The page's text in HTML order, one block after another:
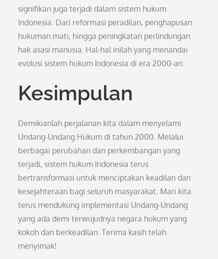
signifikan juga terjadi dalam sistem hukum
Indonesia. Dari reformasi peradilan, penghapusan
hukuman mati, hingga peningkatan perlindungan
hak asasi manusia. Hal-hal inilah yang menandai
evolusi sistem hukum Indonesia di era 2000-an.
Kesimpulan
Demikianlah perjalanan kita dalam menyelami
Undang-Undang Hukum di tahun 2000. Melalui
berbagai perubahan dan perkembangan yang
terjadi, sistem hukum Indonesia terus
bertransformasi untuk menciptakan keadilan dan
kesejahteraan bagi seluruh masyarakat. Mari kita
terus mendukung implementasi Undang-Undang
yang ada demi terwujudnya negara hukum yang
kokoh dan berkeadilan. Terima kasih telah
menyimak!